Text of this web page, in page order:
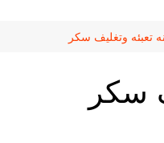
تعبئه وتغليف سكر
سكر